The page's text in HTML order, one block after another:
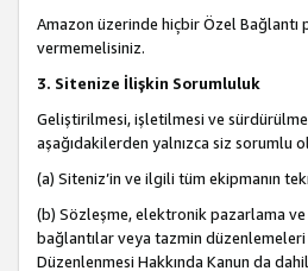
Amazon üzerinde hiçbir Özel Bağlantı
vermemelisiniz.
3. Sitenize İlişkin Sorumluluk
Geliştirilmesi, işletilmesi ve
aşağıdakilerden yalnızca siz sorumlu
(a) Siteniz’in ve ilgili tüm ekipmanın
(b) Sözleşme, elektronik pazarlama ve
bağlantılar veya tazmin
Düzenlenmesi Hakkında Kanun da